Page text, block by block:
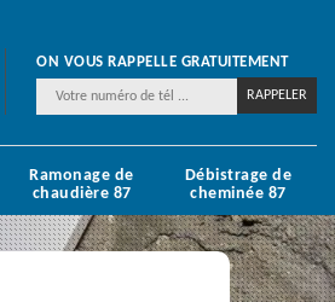
ON VOUS RAPPELLE GRATUITEMENT
Ramonage de
chaudière 87
Débistrage de
cheminée 87